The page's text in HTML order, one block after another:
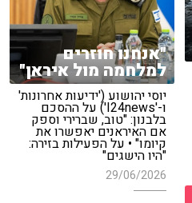
"אנחנו חוזרים
למלחמה מול איראן"
יוסי יהושוע ('ידיעות אחרונות'
ו-'I24news') על ההסכם
בלבנון: "טוב, שברירי וספק
אם האיראנים יאפשרו את
קיומו" • על הפעילות בזירה:
"היו הישגים"
29/06/2026